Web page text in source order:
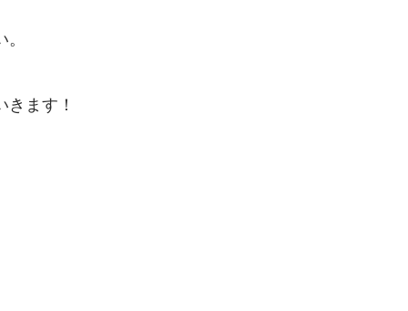
ます！